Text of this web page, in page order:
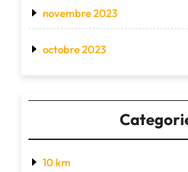
novembre 2023
octobre 2023
10 km